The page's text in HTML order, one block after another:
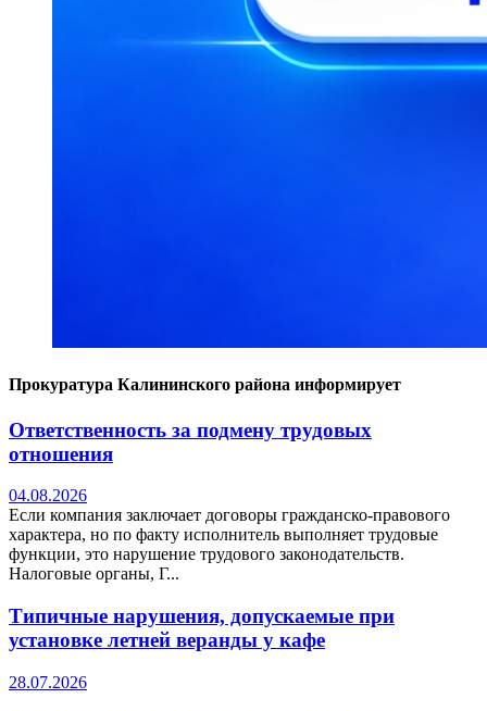
Прокуратура Калининского района информирует
Ответственность за подмену трудовых
отношения
04.08.2026
Если компания заключает договоры гражданско-правового
характера, но по факту исполнитель выполняет трудовые
функции, это нарушение трудового законодательств.
Налоговые органы, Г...
Типичные нарушения, допускаемые при
установке летней веранды у кафе
28.07.2026